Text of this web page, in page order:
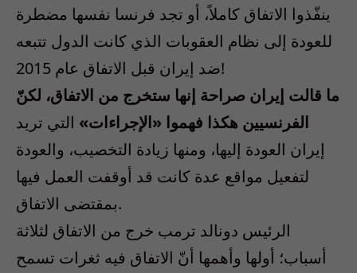
ينفّذوا الاتفاق كاملاً، أو تجد فرنسا نفسها مضطرة
للعودة إلى نظام العقوبات الذي كانت الدول تتبعه
ضد إيران قبل الاتفاق عام 2015!
ما قالت إيران صراحة إنها ستخرج من الاتفاق، لكنّ
الفرنسيين هكذا فهموا «الإجراءات» التي تريد
إيران العودة إليها، ومنها زيادة التخصيب، والعودة
لتفعيل مواقع عدة كانت قد أوقفت العمل فيها
بمقتضى الاتفاق.
الرئيس دونالد ترمب خرج من الاتفاق لثلاثة
أسباب؛ أولها وأهمها أنّ الاتفاق فيه ثغرات تسمح